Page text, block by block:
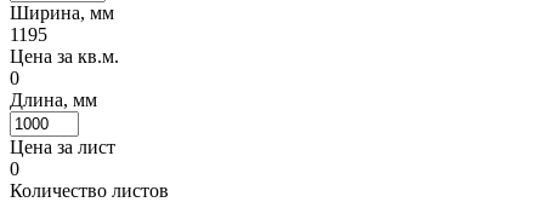
Ширина, мм
1195
Цена за кв.м.
0
Длина, мм
Цена за лист
0
Количество листов